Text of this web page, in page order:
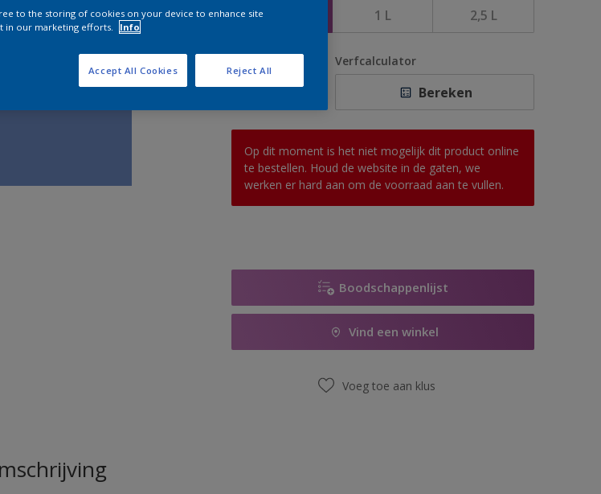
500 ML 1 L 2,5 L
Verfcalculator
Bereken
Op dit moment is het niet mogelijk dit product online
te bestellen. Houd de website in de gaten, we
werken er hard aan om de voorraad aan te vullen.
Boodschappenlijst
Vind een winkel
Voeg toe aan klus
to the storing of cookies on your device to enhance site
in our marketing efforts.
Info
Reject All
Accept All Cookies